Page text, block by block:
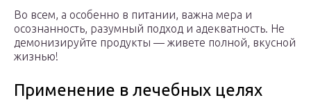
Во всем, а особенно в питании, важна мера и
осознанность, разумный подход и адекватность. Не
демонизируйте продукты — живете полной, вкусной
жизнью!
Применение в лечебных целях